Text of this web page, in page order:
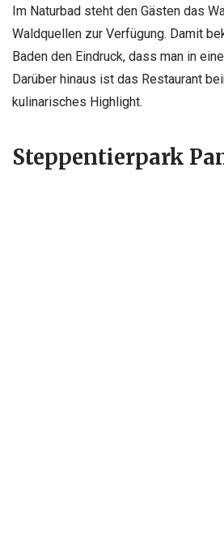
Im Naturbad steht den Gästen das
Waldquellen zur Verfügung. Damit
Baden den Eindruck, dass man in
Darüber hinaus ist das Restaurant
kulinarisches Highlight.
Steppentierpark